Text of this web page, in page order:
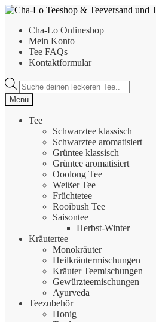
Zur
springen
Zum
springenCha-Lo Onlineshop
Mein Konto
Tee FAQs
Kontaktformular
Products
search
Menü
Tee
Schwarztee klassisch
Schwarztee aromatisiert
Grüntee klassisch
Grüntee aromatisiert
Ooolong Tee
Weißer Tee
Früchtetee
Rooibush Tee
Saisontee
Herbst-Winter
Kräutertee
Monokräuter
Heilkräutermischungen
Kräuter Teemischungen
Gewürzteemischungen
Ayurveda
Teezubehör
Honig